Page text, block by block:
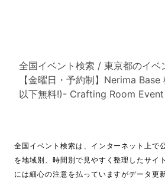
全国イベント検索 / 東京都のイベ
【金曜日・予約制】Nerima
以下無料!)- Crafting Room Event
全国イベント検索は、インターネット上で
を地域別、時間別で見やすく整理したサイ
には細心の注意を払っていますがデータ更